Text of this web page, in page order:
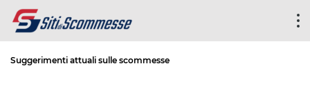
Suggerimenti attuali sulle scommesse